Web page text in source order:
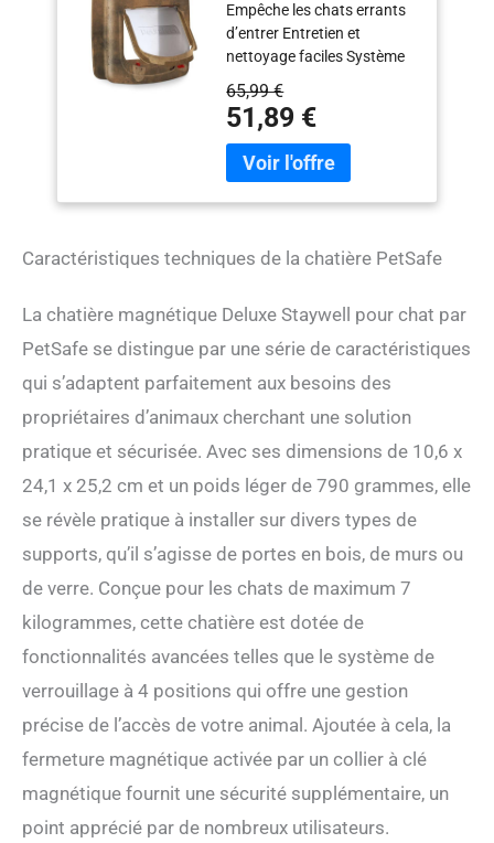
avec Système de
Verrouillage à 4
Positions - Collier
avec clé magnétique
- Facile à Installer -
Finition Bois
Empêche les chats errants
d’entrer Entretien et
nettoyage faciles Système
de verrouillage à 4 positions
Clé de collier magnétique et
vis de montage incluses
Guide d’installation et
instructions de découpage
65,99 €
51,89 €
Caractéristiques techniques de la chatière PetSafe
La chatière magnétique Deluxe Staywell pour chat par
PetSafe se distingue par une série de caractéristiques
qui s’adaptent parfaitement aux besoins des
propriétaires d’animaux cherchant une solution
pratique et sécurisée. Avec ses dimensions de 10,6 x
24,1 x 25,2 cm et un poids léger de 790 grammes, elle
se révèle pratique à installer sur divers types de
supports, qu’il s’agisse de portes en bois, de murs ou
de verre. Conçue pour les chats de maximum 7
kilogrammes, cette chatière est dotée de
fonctionnalités avancées telles que le système de
verrouillage à 4 positions qui offre une gestion
précise de l’accès de votre animal. Ajoutée à cela, la
fermeture magnétique activée par un collier à clé
magnétique fournit une sécurité supplémentaire, un
point apprécié par de nombreux utilisateurs.